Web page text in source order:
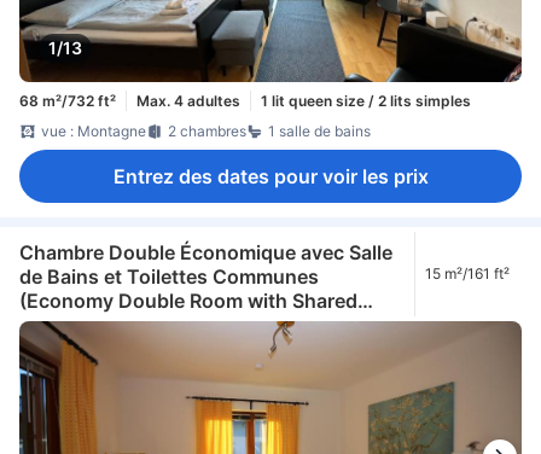
1/13
68 m²/732 ft² Max. 4 adultes
1 lit queen size / 2 lits simples
vue : Montagne
2 chambres 1 salle de bains
Entrez des dates pour voir les prix
Chambre Double Économique avec Salle
de Bains et Toilettes Communes
(Economy Double Room with Shared
Bathroom or Toilet)
15 m²/161 ft²